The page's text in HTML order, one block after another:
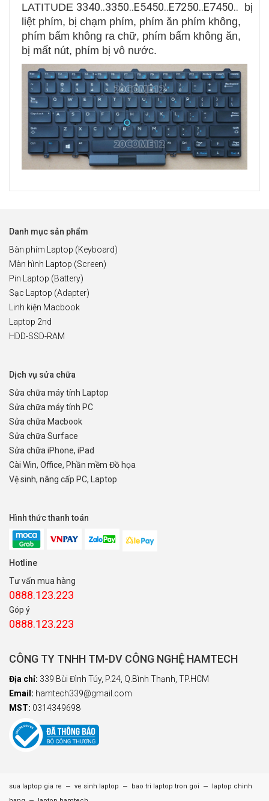
LATITUDE 3340..3350..E5450..E7250..E7450..
bị
liệt phím, bị chạm phím, phím ăn phím không,
phím bấm không ra chữ, phím bấm không ăn,
bị mất nút, phím bị vô nước.
Danh mục sản phẩm
Bàn phím Laptop (Keyboard)
Màn hình Laptop (Screen)
Pin Laptop (Battery)
Sạc Laptop (Adapter)
Linh kiện Macbook
Laptop 2nd
HDD-SSD-RAM
Dịch vụ sửa chữa
Sửa chữa máy tính Laptop
Sửa chữa máy tính PC
Sửa chữa Macbook
Sửa chữa Surface
Sửa chữa iPhone, iPad
Cài Win, Office, Phần mềm Đồ họa
Vệ sinh, nâng cấp PC, Laptop
Hình thức thanh toán
Hotline
Tư vấn mua hàng
0888.123.223
Góp ý
0888.123.223
CÔNG TY TNHH TM-DV CÔNG NGHỆ HAMTECH
Địa chỉ: 339 Bùi Đình Túy, P.24, Q.Bình Thạnh, TP.HCM
Email: hamtech339@gmail.com
MST: 0314349698
sua laptop gia re – ve sinh laptop – bao tri laptop tron goi –
laptop chinh